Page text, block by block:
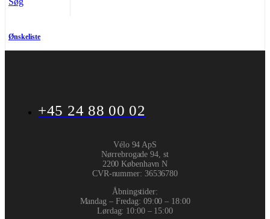
Ønskeliste
+45 24 88 00 02
Vélo 94 ApS
Nørrebrogade 94, st
2200 København N
CVR-nummer: 36536780
Åbningstider:
Mandag – Fredag: 09:00 – 18:00
Lørdag: 10:00 – 15:00